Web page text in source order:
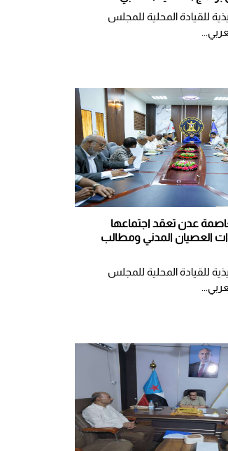
للقيادة المحلية للمجلس
عدن تعقد اجتماعها
العصيان المدني ومطالب
للقيادة المحلية للمجلس